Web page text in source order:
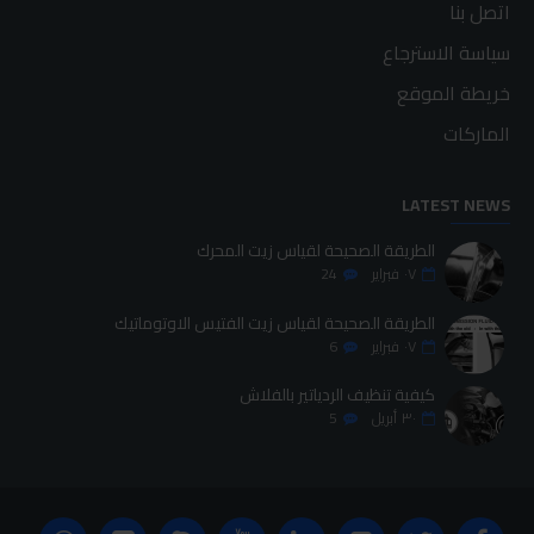
اتصل بنا
سياسة الاسترجاع
خريطة الموقع
الماركات
LATEST NEWS
الطريقة الصحيحة لقياس زيت المحرك
٠٧ فبراير 24
الطريقة الصحيحة لقياس زيت الفتيس الاوتوماتيك
٠٧ فبراير 6
كيفية تنظيف الردياتير بالفلاش
٣٠ أبريل 5